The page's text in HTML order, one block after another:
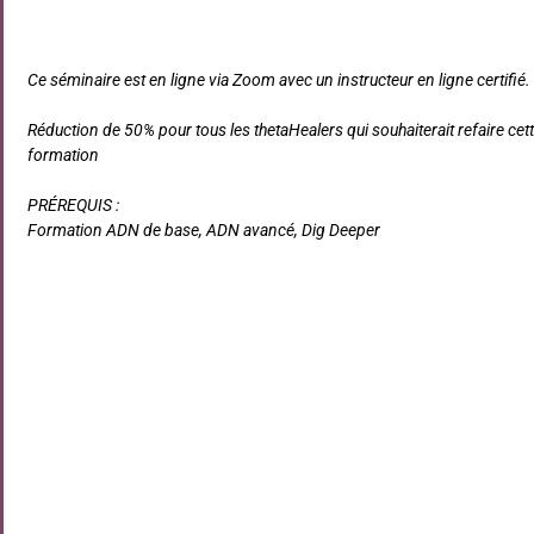
Ce séminaire est en ligne via Zoom avec un instructeur en ligne certifié.
Réduction de 50% pour tous les thetaHealers qui souhaiterait refaire
formation
PRÉREQUIS :
Formation ADN de base, ADN avancé, Dig Deeper